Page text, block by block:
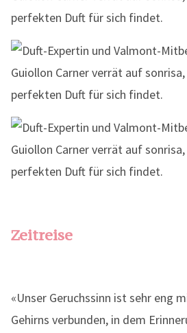
Zeitreise
«Unser Geruchssinn ist sehr eng
Gehirns verbunden, in dem